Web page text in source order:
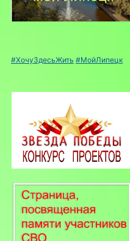
#ХочуЗдесьЖить #МойЛипецк